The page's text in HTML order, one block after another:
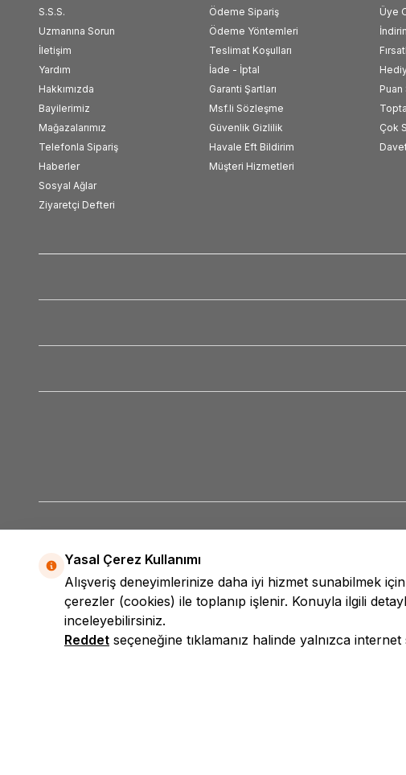
S.S.S.
Uzmanına Sorun
İletişim
Yardım
Hakkımızda
Bayilerimiz
Mağazalarımız
Telefonla Sipariş
Haberler
Sosyal Ağlar
Ziyaretçi Defteri
Ödeme Sipariş
Ödeme Yöntemleri
Teslimat Koşulları
İade - İptal
Garanti Şartları
Msf.li Sözleşme
Güvenlik Gizlilik
Havale Eft Bildirim
Müşteri Hizmetleri
Üye
Çok
Yasal Çerez Kullanımı
Alışveriş deneyimlerinize daha iyi hizmet sunabilmek için
çerezler (cookies) ile toplanıp işlenir. Konuyla ilgili
inceleyebilirsiniz.
Reddet seçeneğine tıklamanız halinde yalnızca